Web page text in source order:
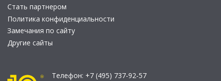
Стать партнером
Политика конфиденциальности
Замечания по сайту
Другие сайты
Телефон: +7 (495) 737-92-57